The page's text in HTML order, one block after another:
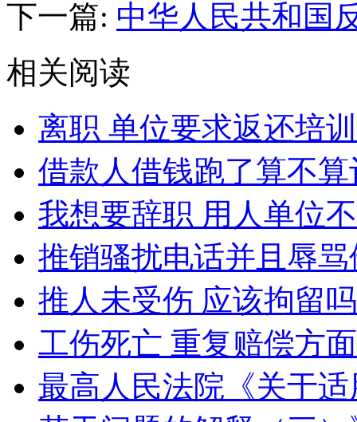
下一篇: 中华人民共和国
相关阅读
离职 单位要求返还培
借款人借钱跑了算不
我想要辞职 用人单位
推销骚扰电话并且辱
推人未受伤 应该拘留
工伤死亡 重复赔偿方
最高人民法院《关于